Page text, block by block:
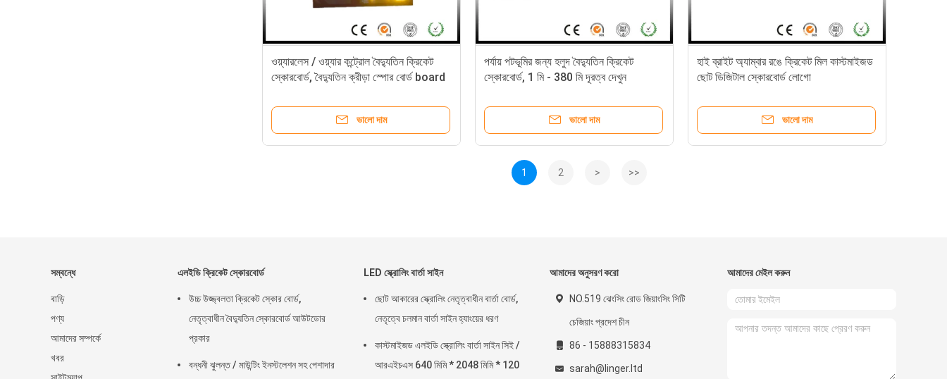
ওয়্যারলেস / ওয়্যার কন্ট্রোল বৈদ্যুতিন ক্রিকেট
স্কোরবোর্ড, বৈদ্যুতিন ক্রীড়া স্পোর বোর্ড board
ভালো দাম
পর্যায় পটভূমির জন্য হলুদ বৈদ্যুতিন ক্রিকেট
স্কোরবোর্ড, 1 মি - 380 মি দূরত্ব দেখুন
ভালো দাম
হাই ব্রাইট অ্যাম্বার রঙে ক্রিকেট মিল কাস্টমাইজড
ছোট ডিজিটাল স্কোরবোর্ড লোগো
ভালো দাম
1 2 > >>
সম্বন্ধে
বাড়ি
পণ্য
আমাদের সম্পর্কে
খবর
এলইডি ক্রিকেট স্কোরবোর্ড
উচ্চ উজ্জ্বলতা ক্রিকেট স্কোর বোর্ড,
নেতৃত্বাধীন বৈদ্যুতিন স্কোরবোর্ড আউটডোর
প্রকার
বন্ধনী ঝুলন্ত / মাউন্টিং ইনস্টলেশন সহ পেশাদার
LED স্ক্রোলিং বার্তা সাইন
ছোট আকারের স্ক্রোলিং নেতৃত্বাধীন বার্তা বোর্ড,
নেতৃত্বে চলমান বার্তা সাইন হ্যাংয়ের ধরণ
কাস্টমাইজড এলইডি স্ক্রোলিং বার্তা সাইন সিই /
আরএইচএস 640 মিমি * 2048 মিমি * 120
আমাদের অনুসরণ করো
NO.519 ঝেংসিং রোড জিয়াংসিং সিটি
চেজিয়াং প্রদেশ চীন
86 - 15888315834
sarah@linger.ltd
আমাদের মেইল ​​করুন